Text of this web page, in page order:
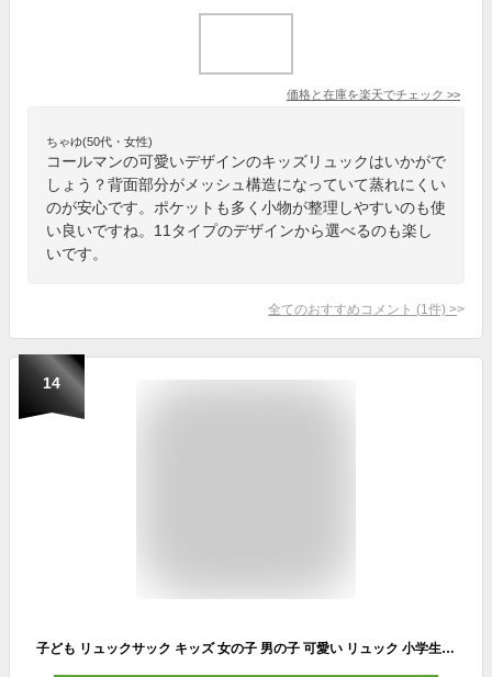
価格と在庫を楽天でチェック >>
ちゃゆ(50代・女性)
コールマンの可愛いデザインのキッズリュックはいかがで
しょう？背面部分がメッシュ構造になっていて蒸れにくい
のが安心です。ポケットも多く小物が整理しやすいのも使
い良いですね。11タイプのデザインから選べるのも楽し
いです。
全てのおすすめコメント (1 件) >
14
子ども リュックサック キッズ 女の子 男の子 可愛い リュック 小学生 通学 リュック 子供 リュックサック 子ども 入学準備 防水 軽量 丈夫 リュック お祝い ジュニア リュックサック プレゼント 遠足 普段使い リュック 大容量 通気性いい 丈夫